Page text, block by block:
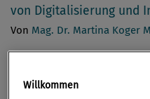
von Digitalisierung und
Von Mag. Dr. Martina Koger
Verantwortungsvoller
Willkommen